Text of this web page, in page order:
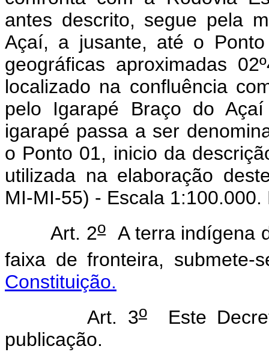
antes descrito, segue pela
Açaí, a jusante, até o
geográficas aproximadas
localizado na confluência
pelo Igarapé Braço do
igarapé passa a ser
o Ponto 01, inicio da
utilizada na elaboração
MI-MI-55) - Escala 1:100.000.
Art. 2oA terra indígena
faixa de fronteira,
Constituição.
Art. 3oEste
publicação.